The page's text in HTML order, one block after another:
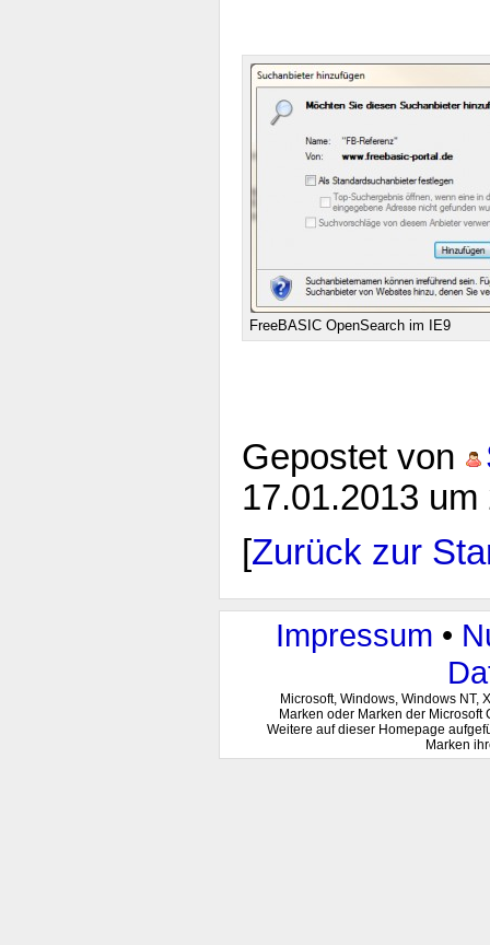
FreeBASIC OpenSearch im IE9
Gepostet von
17.01.2013 um
[Zurück zur
Impressum •
Microsoft, Windows, Windows NT,
Marken oder Marken der
Weitere auf dieser Homepage
Marken